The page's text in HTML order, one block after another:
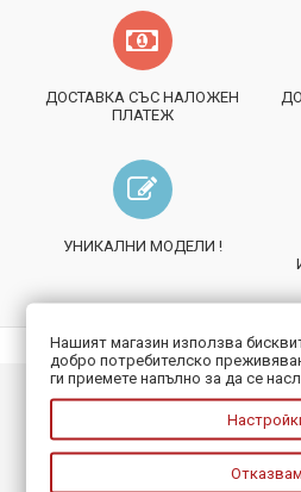
ДОСТАВКА СЪС НАЛОЖЕН
ПЛАТЕЖ
УНИКАЛНИ МОДЕЛИ !
ИНФОРМАЦИЯ
ПОЛЕЗНО
Нашият магазин използва
добро потребителско
ги приемете напълно за да се
Отказвам